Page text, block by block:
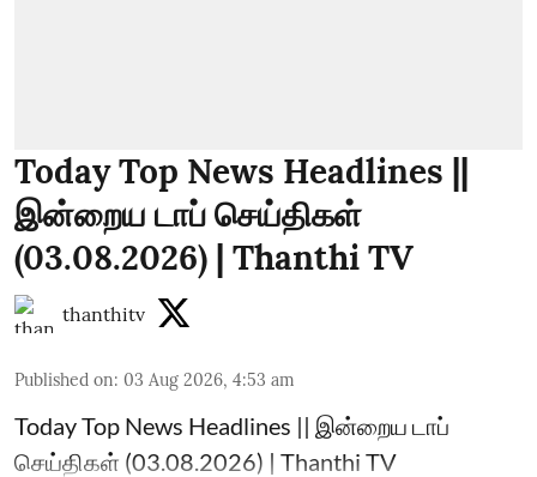
Today Top News Headlines ||
இன்றைய டாப் செய்திகள்
(03.08.2026) | Thanthi TV
thanthitv
Published on: 03 Aug 2026, 4:53 am
Today Top News Headlines || இன்றைய டாப்
செய்திகள் (03.08.2026) | Thanthi TV